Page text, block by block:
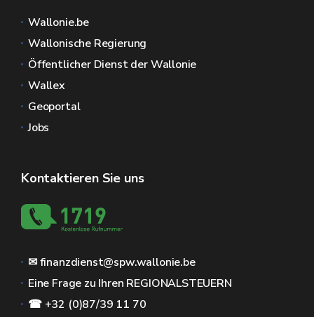
Wallonie.be
Wallonische Regierung
Öffentlicher Dienst der Wallonie
Wallex
Geoportal
Jobs
Kontaktieren Sie uns
✉ finanzdienst@spw.wallonie.be
Eine Frage zu Ihren REGIONALSTEUERN
☎ +32 (0)87/39 11 70